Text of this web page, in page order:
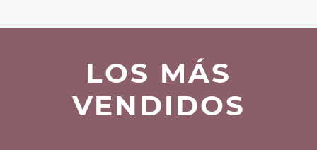
LOS MÁS
VENDIDOS